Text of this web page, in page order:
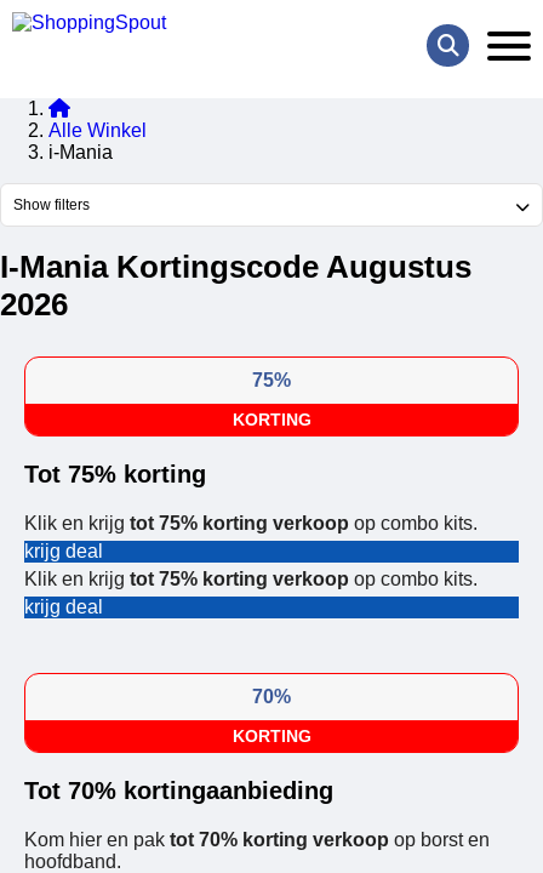
Alle Winkel
i-Mania
Show filters
I-Mania Kortingscode Augustus
2026
75%
KORTING
Tot 75% korting
Klik en krijg tot 75% korting verkoop op combo kits.
krijg deal
Klik en krijg tot 75% korting verkoop op combo kits.
krijg deal
70%
KORTING
Tot 70% kortingaanbieding
Kom hier en pak tot 70% korting verkoop op borst en
hoofdband.